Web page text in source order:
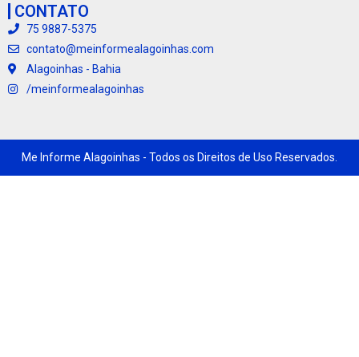
CONTATO
75 9887-5375
contato@meinformealagoinhas.com
Alagoinhas - Bahia
/meinformealagoinhas
Me Informe Alagoinhas - Todos os Direitos de Uso Reservados.